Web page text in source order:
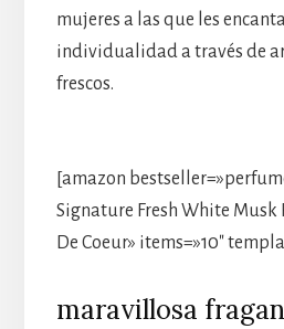
mujeres a las que les
individualidad a través de
frescos.
[amazon
Signature Fresh White Musk
De Coeur» items=»10″
maravillosa